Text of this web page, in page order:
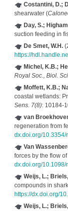
Costantini, D.;
shearwater (
Day, S.;
suction feeding in
De Smet, W.H.
https://
Michel, K.B.;
Royal Soc., Biol.
Moffett, K.B.;
coastal wetlands:
Sens. 7(8): 10184-
van
regeneration from
dx.doi.org/10.3354/
Van
forces by the flow
dx.doi.org/10.1098/
Weijs, L.;
compounds in
https://dx.doi.org/
Weijs, L.;